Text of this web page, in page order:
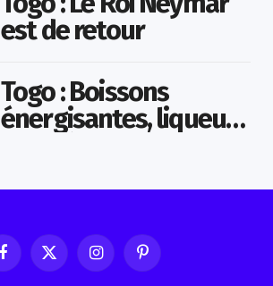
est de retour
Togo : Boissons
énergisantes, liqueurs
par le Ministère
Facebook
X
InstagramPinterest